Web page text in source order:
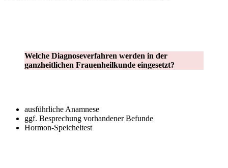
Welche Diagnoseverfahren werden in der
ganzheitlichen Frauenheilkunde eingesetzt?
ausführliche Anamnese
ggf. Besprechung vorhandener Befunde
Hormon-Speicheltest